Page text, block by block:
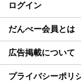
ログイン
だんべー会員とは
広告掲載について
プライバシーポリ